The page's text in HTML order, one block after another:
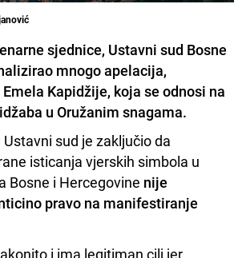
sjednice, Ustavni sud Bosne
mnogo apelacija,
Kapidžije, koja se odnosi na
u Oružanim snagama.
sud je zaključio da
isticanja vjerskih simbola u
Bosne i Hercegovine nije
pravo na manifestiranje
i ima legitiman cilj jer